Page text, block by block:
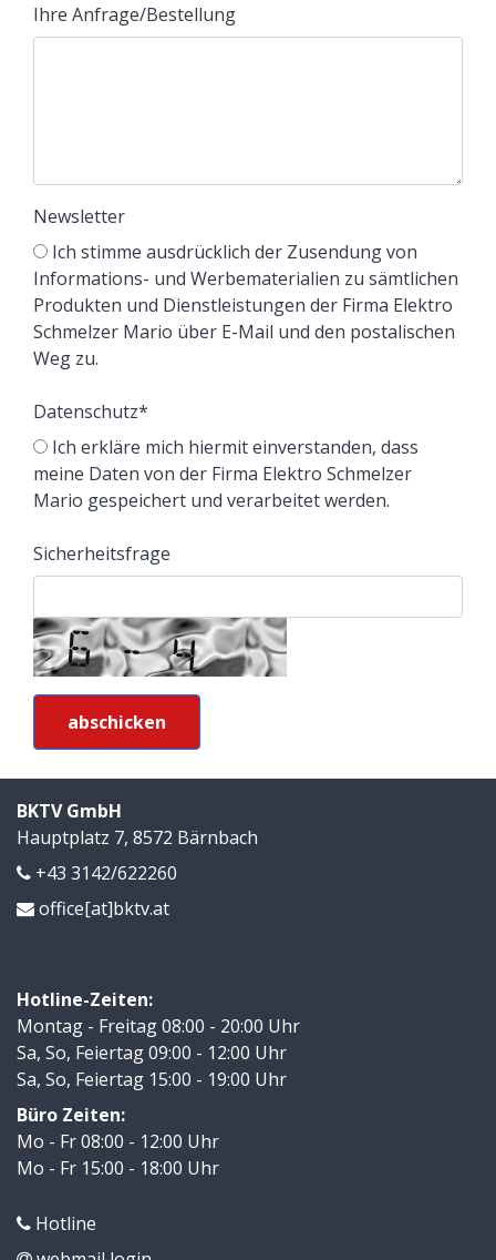
Ihre Anfrage/Bestellung
Newsletter
Informations- und Werbematerialien zu sämtlichen
Produkten und Dienstleistungen der Firma Elektro
Schmelzer Mario über E-Mail und den postalischen
Weg zu.
Datenschutz*
meine Daten von der Firma Elektro Schmelzer
Mario gespeichert und verarbeitet werden.
Sicherheitsfrage
BKTV GmbH
Hauptplatz 7, 8572 Bärnbach
+43 3142/622260
office[at]bktv.at
Hotline-Zeiten:
Montag - Freitag 08:00 - 20:00 Uhr
Sa, So, Feiertag 09:00 - 12:00 Uhr
Sa, So, Feiertag 15:00 - 19:00 Uhr
Büro Zeiten:
Mo - Fr 08:00 - 12:00 Uhr
Mo - Fr 15:00 - 18:00 Uhr
Hotline